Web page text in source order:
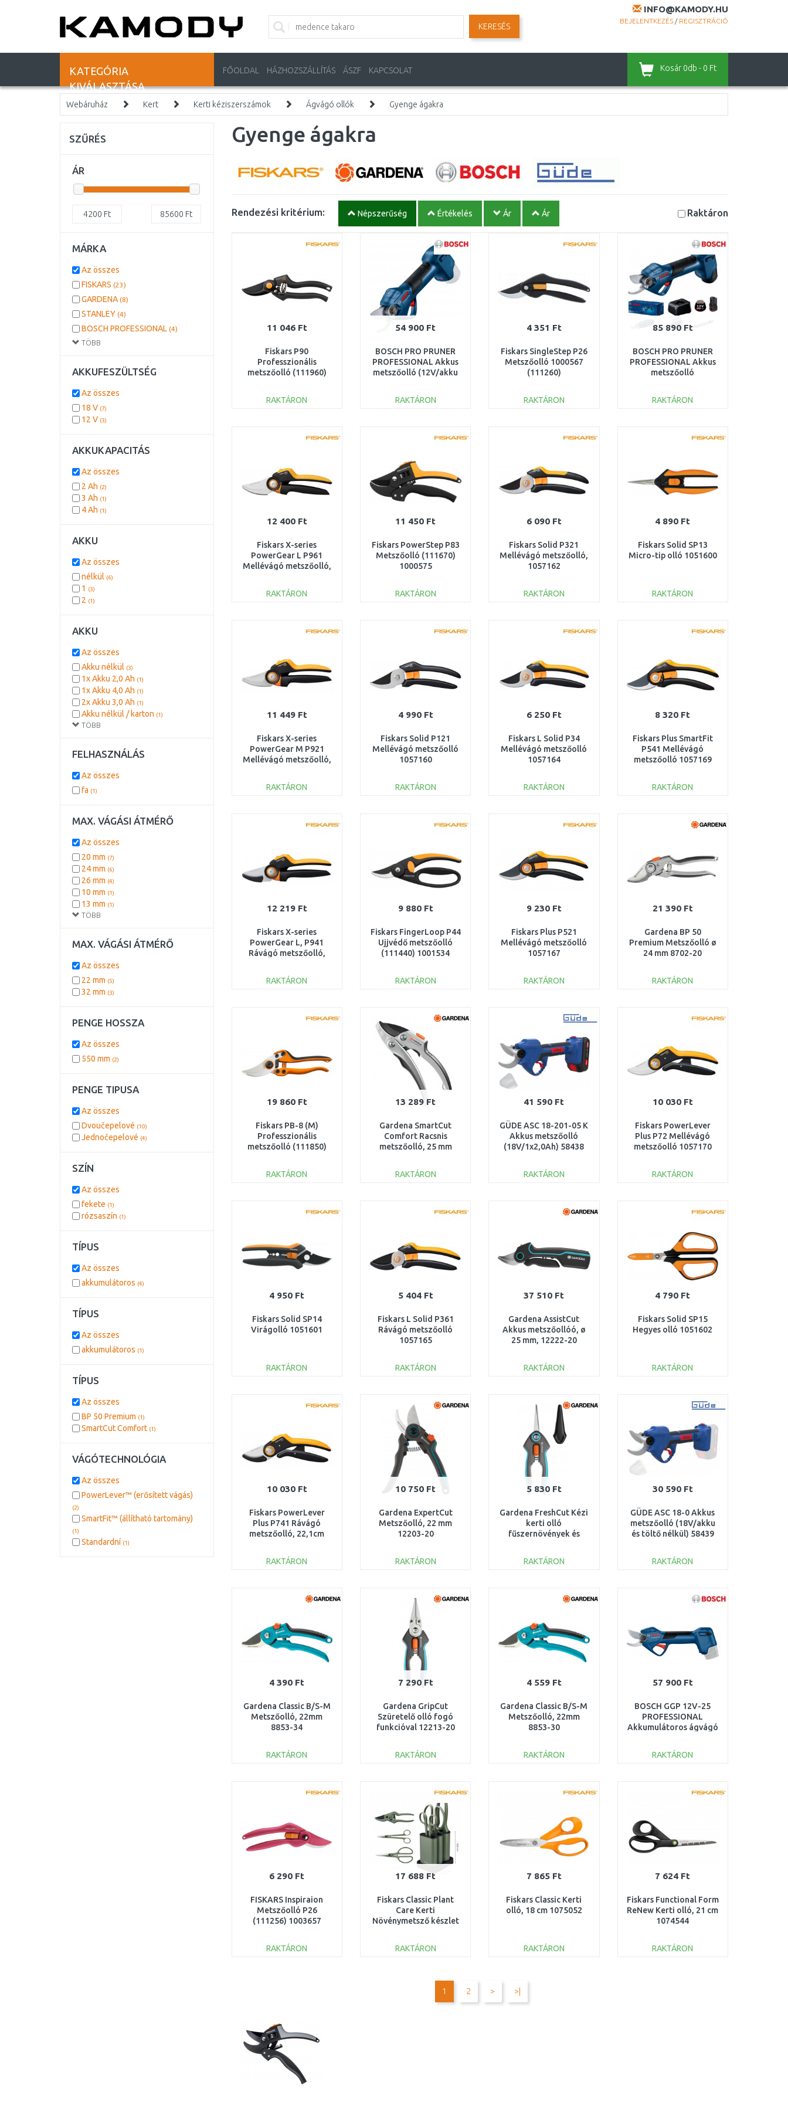
INFO@KAMODY.HU
BEJELENTKEZÉS / REGISZTRÁCIÓ
KERESÉS
KATEGÓRIA
KIVÁLASZTÁSA
FŐOLDAL HÁZHOZSZÁLLÍTÁS ÁSZF KAPCSOLAT Kosár 0db - 0 Ft
Webáruház Kert Kerti kéziszerszámok Ágvágó ollók Gyenge ágakra
Gyenge ágakra
Rendezési kritérium: Népszerűség Értékelés Ár Ár Raktáron
11 046 Ft
Fiskars P90
Professzionális
metszőolló (111960)
RAKTÁRON
Összehasonlítás
54 900 Ft
BOSCH PRO PRUNER
PROFESSIONAL Akkus
metszőolló (12V/akku
06019K1020
RAKTÁRON
Összehasonlítás
4 351 Ft
Fiskars SingleStep P26
Metszőolló 1000567
(111260)
RAKTÁRON
Összehasonlítás
85 890 Ft
BOSCH PRO PRUNER
PROFESSIONAL Akkus
metszőolló
06019K1021
RAKTÁRON
Összehasonlítás
12 400 Ft
Fiskars X-series
PowerGear L P961
Mellévágó metszőolló,
RAKTÁRON
Összehasonlítás
11 450 Ft
Fiskars PowerStep P83
Metszőolló (111670)
1000575
RAKTÁRON
Összehasonlítás
6 090 Ft
Fiskars Solid P321
Mellévágó metszőolló,
1057162
RAKTÁRON
Összehasonlítás
4 890 Ft
Fiskars Solid SP13
Micro-tip olló 1051600
RAKTÁRON
Összehasonlítás
11 449 Ft
Fiskars X-series
PowerGear M P921
Mellévágó metszőolló,
RAKTÁRON
Összehasonlítás
4 990 Ft
Fiskars Solid P121
Mellévágó metszőolló
1057160
RAKTÁRON
Összehasonlítás
6 250 Ft
Fiskars L Solid P34
Mellévágó metszőolló
1057164
RAKTÁRON
Összehasonlítás
8 320 Ft
Fiskars Plus SmartFit
P541 Mellévágó
metszőolló 1057169
RAKTÁRON
Összehasonlítás
12 219 Ft
Fiskars X-series
PowerGear L, P941
Rávágó metszőolló,
RAKTÁRON
Összehasonlítás
9 880 Ft
Fiskars FingerLoop P44
Ujjvédő metszőolló
(111440) 1001534
RAKTÁRON
Összehasonlítás
9 230 Ft
Fiskars Plus P521
Mellévágó metszőolló
1057167
RAKTÁRON
Összehasonlítás
21 390 Ft
Gardena BP 50
Premium Metszőolló ø
24 mm 8702-20
RAKTÁRON
Összehasonlítás
19 860 Ft
Fiskars PB-8 (M)
Professzionális
metszőolló (111850)
RAKTÁRON
Összehasonlítás
13 289 Ft
Gardena SmartCut
Comfort Racsnis
metszőolló, 25 mm
RAKTÁRON
Összehasonlítás
41 590 Ft
GÜDE ASC 18-201-05 K
Akkus metszőolló
(18V/1x2,0Ah) 58438
RAKTÁRON
Összehasonlítás
10 030 Ft
Fiskars PowerLever
Plus P72 Mellévágó
metszőolló 1057170
RAKTÁRON
Összehasonlítás
4 950 Ft
Fiskars Solid SP14
Virágolló 1051601
RAKTÁRON
Összehasonlítás
5 404 Ft
Fiskars L Solid P361
Rávágó metszőolló
1057165
RAKTÁRON
Összehasonlítás
37 510 Ft
Gardena AssistCut
Akkus metszőollóó, ø
25 mm, 12222-20
RAKTÁRON
Összehasonlítás
4 790 Ft
Fiskars Solid SP15
Hegyes olló 1051602
RAKTÁRON
Összehasonlítás
10 030 Ft
Fiskars PowerLever
Plus P741 Rávágó
metszőolló, 22,1cm
RAKTÁRON
Összehasonlítás
10 750 Ft
Gardena ExpertCut
Metszőolló, 22 mm
12203-20
RAKTÁRON
Összehasonlítás
5 830 Ft
Gardena FreshCut Kézi
kerti olló
fűszernövények és
betakarításához
12212-20
RAKTÁRON
Összehasonlítás
30 590 Ft
GÜDE ASC 18-0 Akkus
metszőolló (18V/akku
és töltő nélkül) 58439
RAKTÁRON
Összehasonlítás
4 390 Ft
Gardena Classic B/S-M
Metszőolló, 22mm
8853-34
RAKTÁRON
Összehasonlítás
7 290 Ft
Gardena GripCut
Szüretelő olló fogó
funkcióval 12213-20
RAKTÁRON
Összehasonlítás
4 559 Ft
Gardena Classic B/S-M
Metszőolló, 22mm
8853-30
RAKTÁRON
Összehasonlítás
57 900 Ft
BOSCH GGP 12V-25
PROFESSIONAL
Akkumulátoros ágvágó
RAKTÁRON
Összehasonlítás
6 290 Ft
FISKARS Inspiraion
Metszőolló P26
(111256) 1003657
RAKTÁRON
17 688 Ft
Fiskars Classic Plant
Care Kerti
Növénymetsző készlet
RAKTÁRON
7 865 Ft
Fiskars Classic Kerti
olló, 18 cm 1075052
RAKTÁRON
Összehasonlítás
7 624 Ft
Fiskars Functional Form
ReNew Kerti olló, 21 cm
1074544
RAKTÁRON
1 2 > >|
SZŰRÉS
ÁR
4200 Ft 85600 Ft
MÁRKA
TÖBB
Az összes
FISKARS (23)
GARDENA (8)
STANLEY (4)
BOSCH PROFESSIONAL (4)
GÜDE
AKKUFESZÜLTSÉG
Az összes
18 V (7)
12 V (3)
AKKUKAPACITÁS
Az összes
2 Ah (2)
3 Ah (1)
4 Ah (1)
AKKU
Az összes
nélkül (6)
1 (3)
2 (1)
AKKU
TÖBB
Az összes
Akku nélkül (3)
1x Akku 2,0 Ah (1)
1x Akku 4,0 Ah (1)
2x Akku 3,0 Ah (1)
Akku nélkül / karton (1)
FELHASZNÁLÁS
Az összes
fa (1)
MAX. VÁGÁSI ÁTMÉRŐ
TÖBB
Az összes
20 mm (7)
24 mm (6)
26 mm (4)
10 mm (1)
13 mm (1)
25 mm
MAX. VÁGÁSI ÁTMÉRŐ
Az összes
22 mm (5)
32 mm (3)
PENGE HOSSZA
Az összes
550 mm (2)
PENGE TIPUSA
Az összes
Dvoučepelové (10)
Jednočepelové (4)
SZÍN
Az összes
fekete (1)
rózsaszín (1)
TÍPUS
Az összes
akkumulátoros (4)
TÍPUS
Az összes
akkumulátoros (1)
TÍPUS
Az összes
BP 50 Premium (1)
SmartCut Comfort (1)
VÁGÓTECHNOLÓGIA
Az összes
PowerLever™ (erősített vágás)
(2)
SmartFit™ (állítható tartomány)
(1)
Standardní (1)